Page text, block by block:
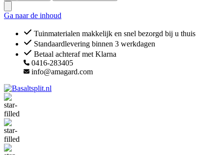
Ga naar de inhoud
Tuinmaterialen makkelijk en snel bezorgd bij u thuis
Standaardlevering binnen 3 werkdagen
Betaal achteraf met Klarna
0416-283405
info@amagard.com